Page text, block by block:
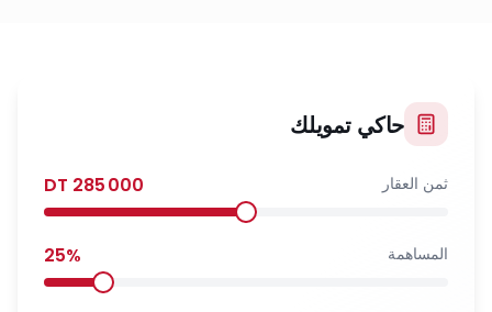
حاكي تمويلك
ثمن العقار 285 000
المساهمة 25%